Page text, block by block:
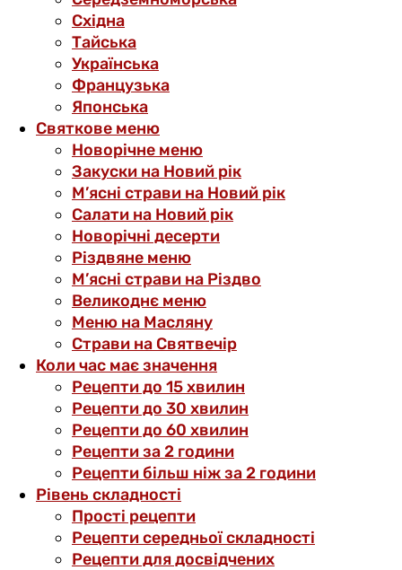
Східна
Тайська
Українська
Французька
Японська
Святкове меню
Новорічне меню
Закуски на Новий рік
М’ясні страви на Новий рік
Салати на Новий рік
Новорічні десерти
Різдвяне меню
М’ясні страви на Різдво
Великоднє меню
Меню на Масляну
Страви на Святвечір
Коли час має значення
Рецепти до 15 хвилин
Рецепти до 30 хвилин
Рецепти до 60 хвилин
Рецепти за 2 години
Рецепти більш ніж за 2 години
Рівень складності
Прості рецепти
Рецепти середньої складності
Рецепти для досвідчених